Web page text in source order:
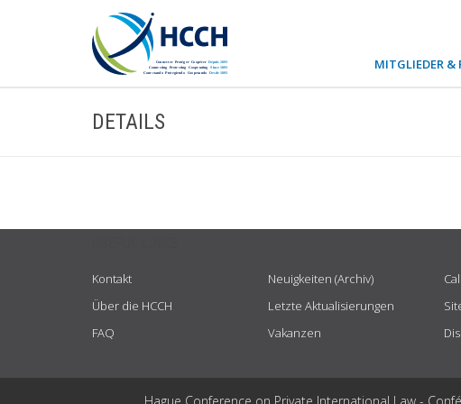
MITGLIEDER &
DETAILS
Kontakt
Über die HCCH
FAQ
Neuigkeiten (Archiv)
Letzte Aktualisierungen
Vakanzen